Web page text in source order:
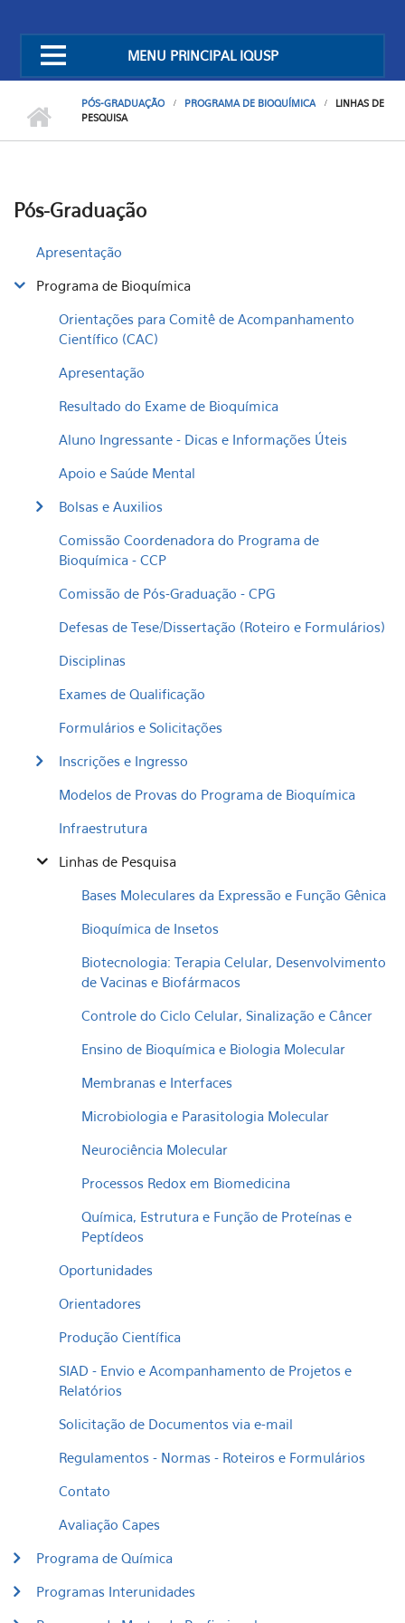
MENU PRINCIPAL IQUSP
PÓS-GRADUAÇÃO PROGRAMA DE BIOQUÍMICA
LINHAS DE
PESQUISA
Pós-Graduação
Apresentação
Programa de Bioquímica
Orientações para Comitê de Acompanhamento
Científico (CAC)
Apresentação
Resultado do Exame de Bioquímica
Aluno Ingressante - Dicas e Informações Úteis
Apoio e Saúde Mental
Bolsas e Auxilios
Comissão Coordenadora do Programa de
Bioquímica - CCP
Comissão de Pós-Graduação - CPG
Defesas de Tese/Dissertação (Roteiro e Formulários)
Disciplinas
Exames de Qualificação
Formulários e Solicitações
Inscrições e Ingresso
Modelos de Provas do Programa de Bioquímica
Infraestrutura
Linhas de Pesquisa
Bases Moleculares da Expressão e Função Gênica
Bioquímica de Insetos
Biotecnologia: Terapia Celular, Desenvolvimento
de Vacinas e Biofármacos
Controle do Ciclo Celular, Sinalização e Câncer
Ensino de Bioquímica e Biologia Molecular
Membranas e Interfaces
Microbiologia e Parasitologia Molecular
Neurociência Molecular
Processos Redox em Biomedicina
Química, Estrutura e Função de Proteínas e
Peptídeos
Oportunidades
Orientadores
Produção Científica
SIAD - Envio e Acompanhamento de Projetos e
Relatórios
Solicitação de Documentos via e-mail
Regulamentos - Normas - Roteiros e Formulários
Contato
Avaliação Capes
Programa de Química
Programas Interunidades